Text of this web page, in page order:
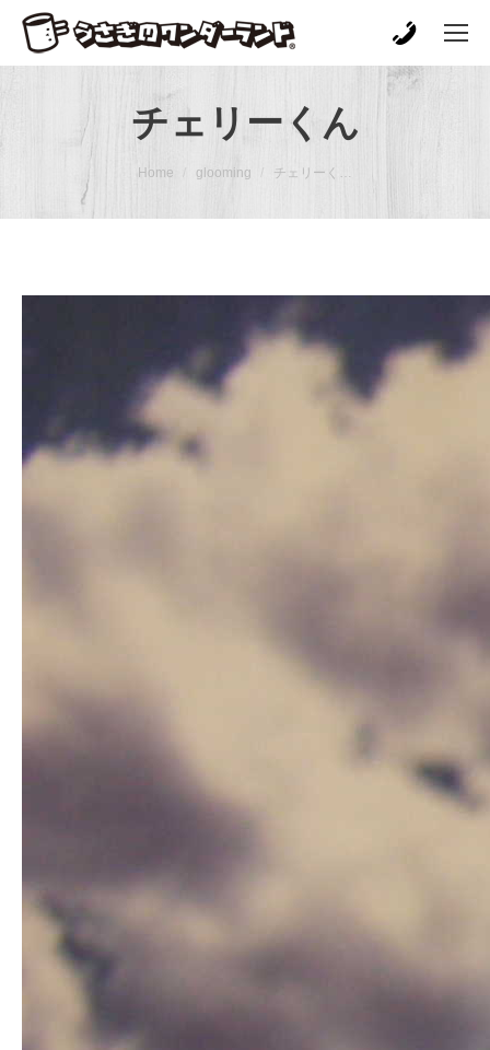
チェリーくん
Home glooming チェリーく…